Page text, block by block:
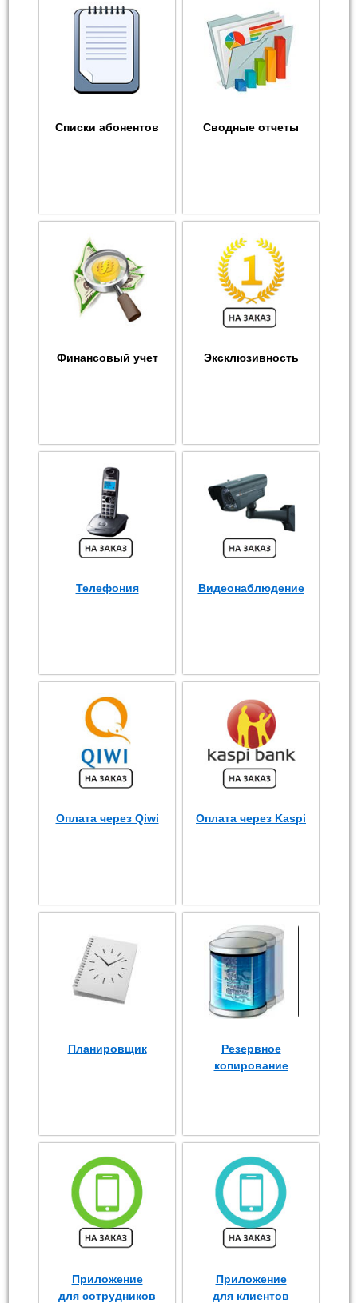
Списки абонентов Сводные отчеты
Финансовый учет Эксклюзивность
Телефония Видеонаблюдение
Оплата через Qiwi Оплата через Kaspi
Планировщик
Резервное
копирование
Приложение
для сотрудников
Приложение
для клиентов